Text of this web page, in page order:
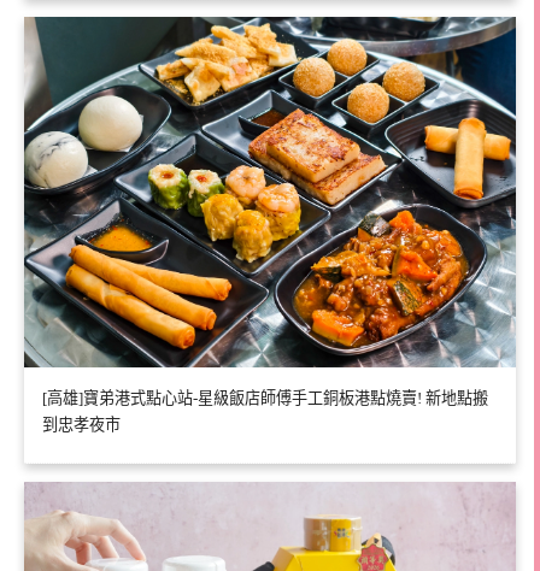
[高雄]寶弟港式點心站-星級飯店師傅手工銅板港點燒賣! 新地點搬
到忠孝夜市